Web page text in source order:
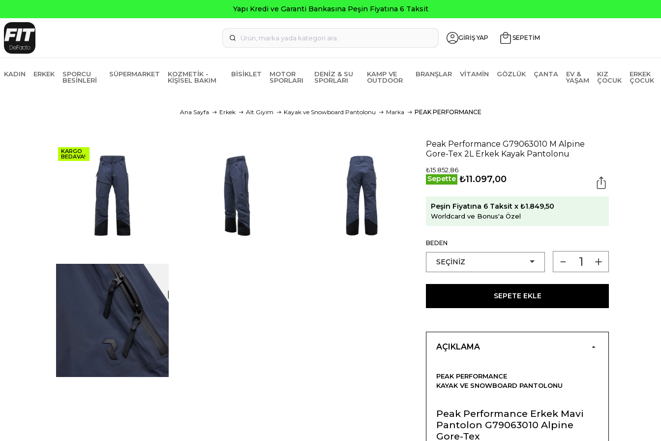
Yapı Kredi ve Garanti Bankasına Peşin Fiyatına 6 Taksit
GİRİŞ YAP SEPETİM
KADIN ERKEK
SPORCU
BESINLERI
SÜPERMARKET
KOZMETIK -
KIŞISEL BAKIM
BISIKLET
MOTOR
SPORLARI
DENIZ & SU
SPORLARI
KAMP VE
OUTDOOR
BRANŞLAR VITAMIN GÖZLÜK ÇANTA
EV &
YAŞAM
KIZ
ÇOCUK
ERKEK
ÇOCUK
Ana Sayfa Erkek Alt Giyim Kayak ve Snowboard Pantolonu Marka PEAK PERFORMANCE
KARGO
BEDAVA!
Peak Performance G79063010 M Alpine
Gore-Tex 2L Erkek Kayak Pantolonu
₺15.852,86
Sepette ₺11.097,00
Peşin Fiyatına 6 Taksit x ₺1.849,50
Worldcard ve Bonus'a Özel
BEDEN
SEPETE EKLE
AÇIKLAMA
PEAK PERFORMANCE
KAYAK VE SNOWBOARD PANTOLONU
Peak Performance Erkek Mavi
Pantolon G79063010 Alpine
Gore-Tex